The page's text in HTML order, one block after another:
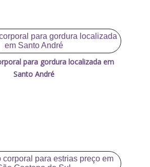
para gordura localizada em
Santo André